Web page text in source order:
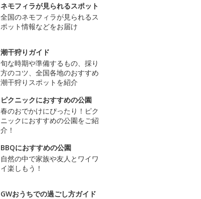
ネモフィラが見られるスポット
全国のネモフィラが見られるス
ポット情報などをお届け
潮干狩りガイド
旬な時期や準備するもの、採り
方のコツ、全国各地のおすすめ
潮干狩りスポットを紹介
ピクニックにおすすめの公園
春のおでかけにぴったり！ピク
ニックにおすすめの公園をご紹
介！
BBQにおすすめの公園
自然の中で家族や友人とワイワ
イ楽しもう！
GWおうちでの過ごし方ガイド